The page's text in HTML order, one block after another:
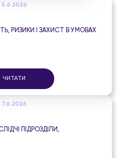
5.6.2026
РИЗИКИ І ЗАХИСТ В УМОВАХ
ЧИТАТИ
7.6.2026
ПІДРОЗДІЛИ,